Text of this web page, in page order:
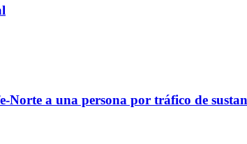
a una persona por tráfico de